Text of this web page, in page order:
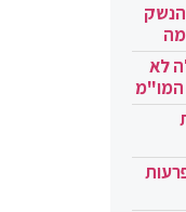
לא
המו"מ
בפרעות